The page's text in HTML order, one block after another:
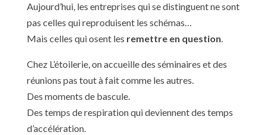
Aujourd’hui, les entreprises qui se distinguent ne sont
pas celles qui reproduisent les schémas…
Mais celles qui osent les remettre en question.
Chez L’étoilerie, on accueille des séminaires et des
réunions pas tout à fait comme les autres.
Des moments de bascule.
Des temps de respiration qui deviennent des temps
d’accélération.